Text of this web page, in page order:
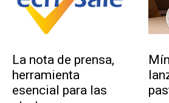
La nota de prensa,
herramienta
esencial para las